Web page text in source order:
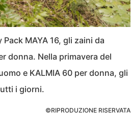
MAYA 16, gli zaini da
donna. Nella primavera del
e KALMIA 60 per donna, gli
i giorni.
©RIPRODUZIONE RISERVATA